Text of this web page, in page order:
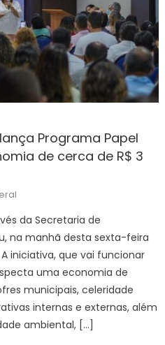
Programa Papel
de cerca de R$ 3
da Secretaria de
na manhã desta sexta-feira
iniciativa, que vai funcionar
uma economia de
municipais, celeridade
internas e externas, além
ambiental, […]